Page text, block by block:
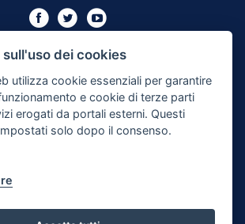
dei cookies
utilizza cookie essenziali per garantire
e cookie di terze parti
erogati da portali esterni. Questi
solo dopo il consenso.